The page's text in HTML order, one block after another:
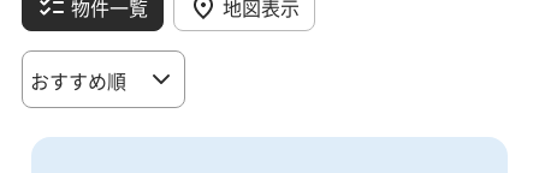
物件一覧 地図表示